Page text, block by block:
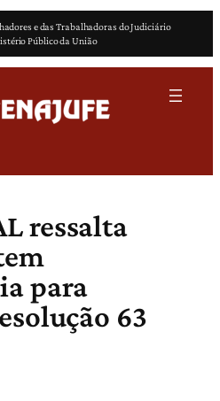
e das Trabalhadoras do Judiciário
Público da União
ressalta
para
63